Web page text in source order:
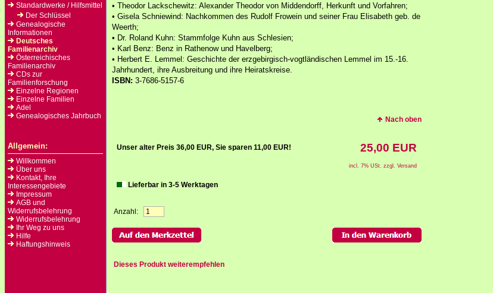
Standardwerke / Hilfsmittel
Der Schlüssel
Genealogische
Informationen
Deutsches
Familienarchiv
Österreichisches
Familienarchiv
CDs zur
Familienforschung
Einzelne Regionen
Einzelne Familien
Adel
Genealogisches Jahrbuch
Allgemein:
Willkommen
Über uns
Kontakt, Ihre
Interessengebiete
Impressum
AGB und
Widerrufsbelehrung
Widerrufsbelehrung
Ihr Weg zu uns
Hilfe
Haftungshinweis
• Theodor Lackschewitz: Alexander Theodor von Middendorff, Herkunft und Vorfahren;
• Gisela Schniewind: Nachkommen des Rudolf Frowein und seiner Frau Elisabeth geb. de
Weerth;
• Dr. Roland Kuhn: Stammfolge Kuhn aus Schlesien;
• Karl Benz: Benz in Rathenow und Havelberg;
• Herbert E. Lemmel: Geschichte der erzgebirgisch-vogtländischen Lemmel im 15.-16.
Jahrhundert, ihre Ausbreitung und ihre Heiratskreise.
ISBN: 3-7686-5157-6
Nach oben
Unser alter Preis 36,00 EUR, Sie sparen 11,00 EUR! 25,00 EUR
incl. 7% USt. zzgl. Versand
Lieferbar in 3-5 Werktagen
Anzahl:
Dieses Produkt weiterempfehlen